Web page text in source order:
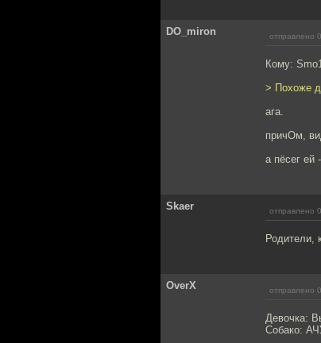
DO_miron отправлено
Кому:
> Похоже
ага.
причОм,
а пёсег ей
Skaer отправлено
Родители,
OverX отправлено
Девочка:
Собако: